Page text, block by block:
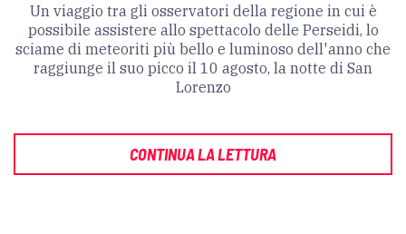
Un viaggio tra gli osservatori della regione in cui è
possibile assistere allo spettacolo delle Perseidi, lo
sciame di meteoriti più bello e luminoso dell'anno che
raggiunge il suo picco il 10 agosto, la notte di San
Lorenzo
CONTINUA LA LETTURA